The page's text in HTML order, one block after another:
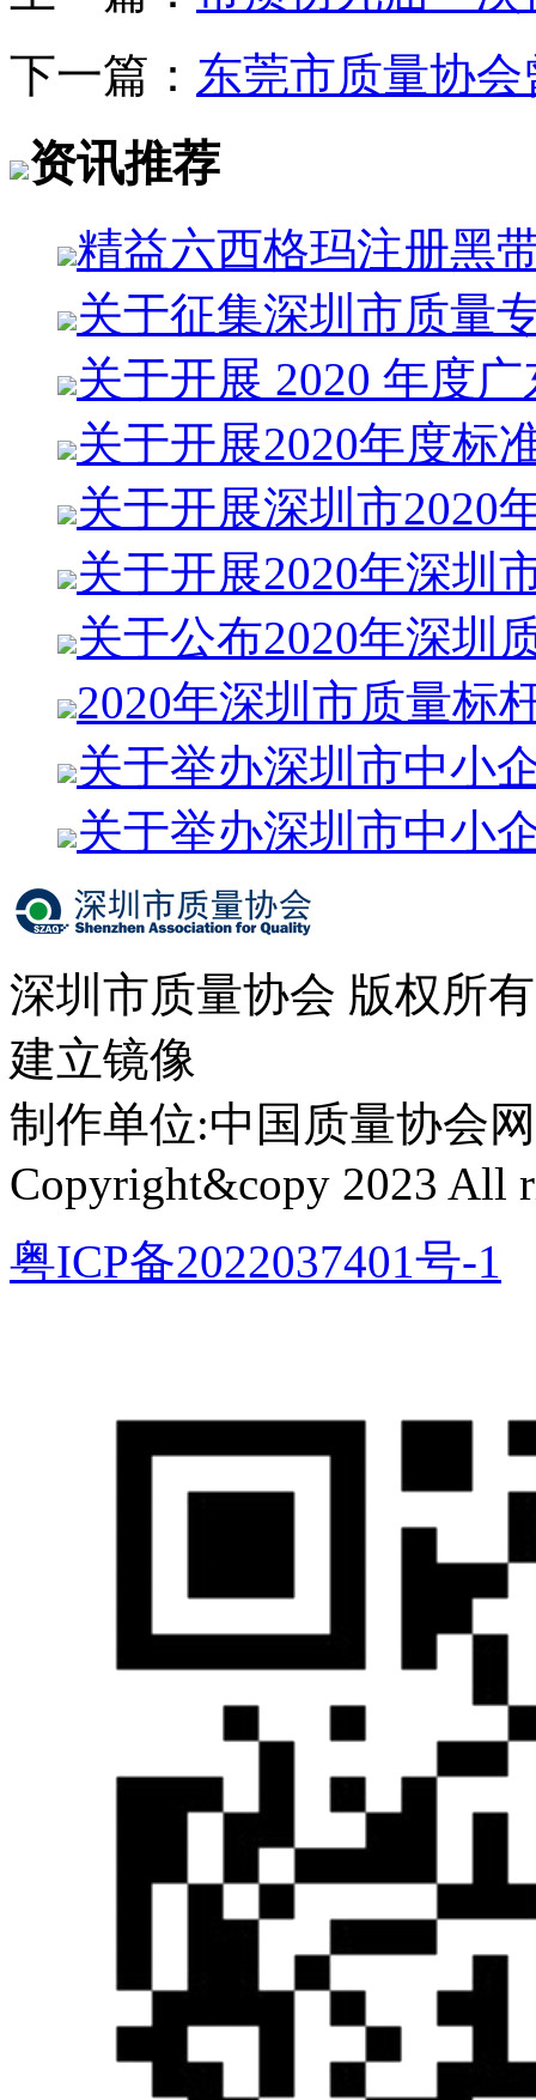
下一篇： 东莞市质量协
资讯推荐
精益六西格玛注册黑
关于征集深圳市质量
关于开展 2020 年度
关于开展2020年度标
关于开展深圳市2020
关于开展2020年深圳
关于公布2020年深圳
2020年深圳市质量标
关于举办深圳市中小
关于举办深圳市中小
深圳市质量协会 版权所
建立镜像
制作单位:中国质量协会
Copyright&copy 2023 All
粤ICP备2022037401号-1